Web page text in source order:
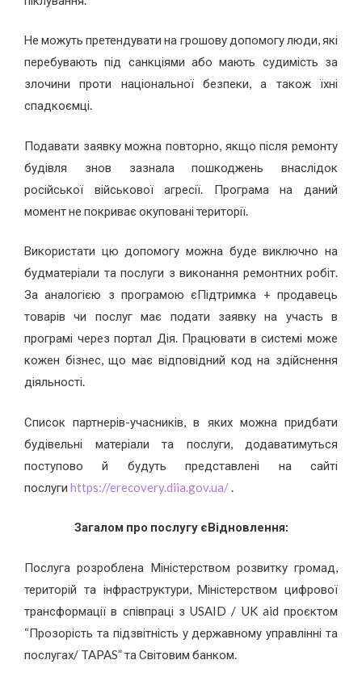
Не можуть претендувати на грошову допомогу люди, які
перебувають під санкціями або мають судимість за
злочини проти національної безпеки, а також їхні
спадкоємці.
Подавати заявку можна повторно, якщо після ремонту
будівля знов зазнала пошкоджень внаслідок
російської військової агресії. Програма на даний
момент не покриває окуповані території.
Використати цю допомогу можна буде виключно на
будматеріали та послуги з виконання ремонтних робіт.
За аналогією з програмою єПідтримка + продавець
товарів чи послуг має подати заявку на участь в
програмі через портал Дія. Працювати в системі може
кожен бізнес, що має відповідний код на здійснення
діяльності.
Список партнерів-учасників, в яких можна придбати
будівельні матеріали та послуги, додаватимуться
поступово й будуть представлені на сайті
послуги https://erecovery.diia.gov.ua/.
Загалом про послугу єВідновлення:
Послуга розроблена Міністерством розвитку громад,
територій та інфраструктури, Міністерством цифрової
трансформації в співпраці з USAID / UK aid проєктом
“Прозорість та підзвітність у державному управлінні та
послугах/ TAPAS” та Світовим банком.